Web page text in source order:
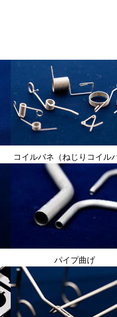
コイルバネ（ねじりコイル
パイプ曲げ